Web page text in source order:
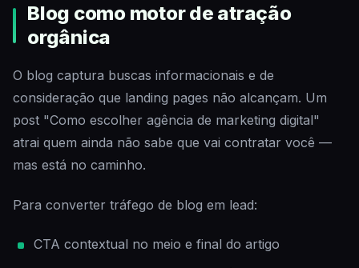
Blog como motor de atração
orgânica
O blog captura buscas informacionais e de
consideração que landing pages não alcançam. Um
post "Como escolher agência de marketing digital"
atrai quem ainda não sabe que vai contratar você —
mas está no caminho.
Para converter tráfego de blog em lead:
CTA contextual no meio e final do artigo